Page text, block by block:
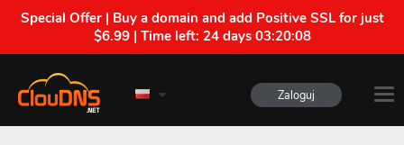
Special Offer | Buy a domain and add Positive SSL for just
$6.99 | Time left: 24 days 03:20:08
Zaloguj